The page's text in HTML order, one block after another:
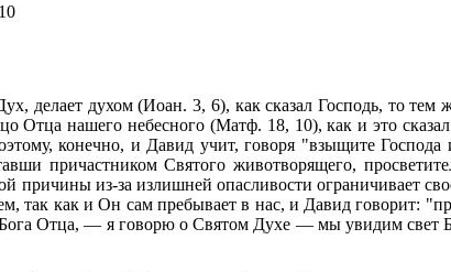
духом (Иоан. 3, 6), как сказал Господь, то тем
Отца нашего небесного (Матф. 18, 10), как и это
конечно, и Давид учит, говоря "взыщите
причастником Святого животворящего,
причины из-за излишней опасливости ограничивает
так как и Он сам пребывает в нас, и Давид говорит:
Отца, — я говорю о Святом Духе — мы увидим свет